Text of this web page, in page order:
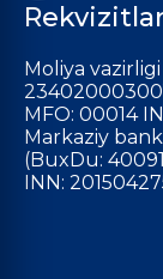
Moliya
MFO: 00014
Markaziy
(BuxDu:
INN: